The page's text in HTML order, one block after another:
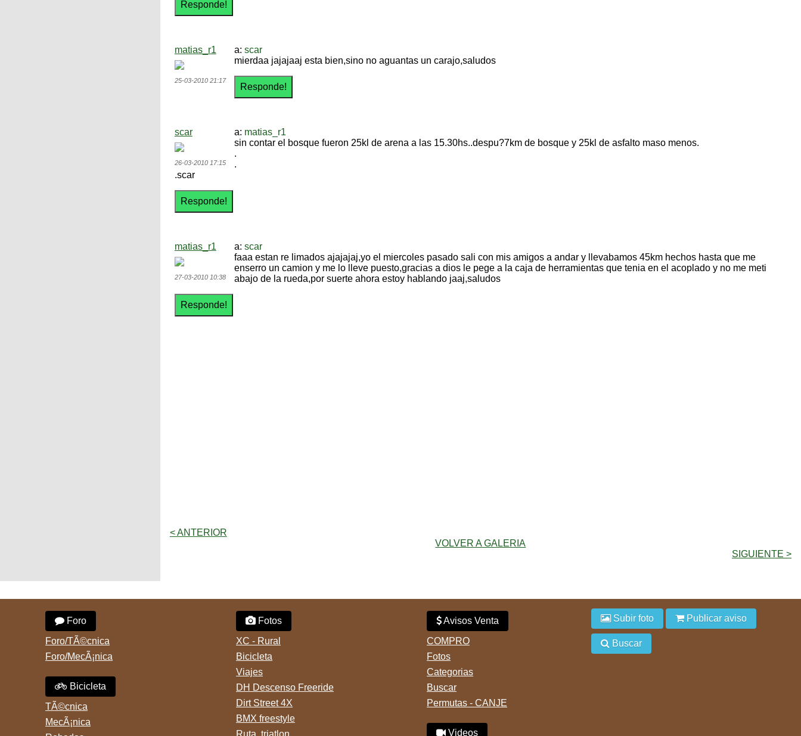
matias_r1
25-03-2010 21:17
a: scar
mierdaa jajajaaj esta bien,sino no aguantas un carajo,saludos
scar
26-03-2010 17:15
a: matias_r1
sin contar el bosque fueron 25kl de arena a las 15.30hs..despu?7km de bosque y 25kl de asfalto maso menos.
.
.
.scar
matias_r1
27-03-2010 10:38
a: scar
faaa estan re limados ajajajaj,yo el miercoles pasado sali con mis amigos a andar y llevabamos 45km hechos hasta que me
enserro un camion y me lo lleve puesto,gracias a dios le pege a la caja de herramientas que tenia en el acoplado y no me meti
abajo de la rueda,por suerte ahora estoy hablando jaaj,saludos
< ANTERIOR
VOLVER A GALERIA
SIGUIENTE >
Foro
Foro/TÃ©cnica
Foro/MecÃ¡nica
Bicicleta
TÃ©cnica
MecÃ¡nica
Fotos
XC - Rural
Bicicleta
Viajes
DH Descenso Freeride
Dirt Street 4X
BMX freestyle
Ruta, triatlon
Avisos Venta
COMPRO
Fotos
Categorias
Buscar
Permutas - CANJE
Videos
Subir foto Publicar aviso
Buscar